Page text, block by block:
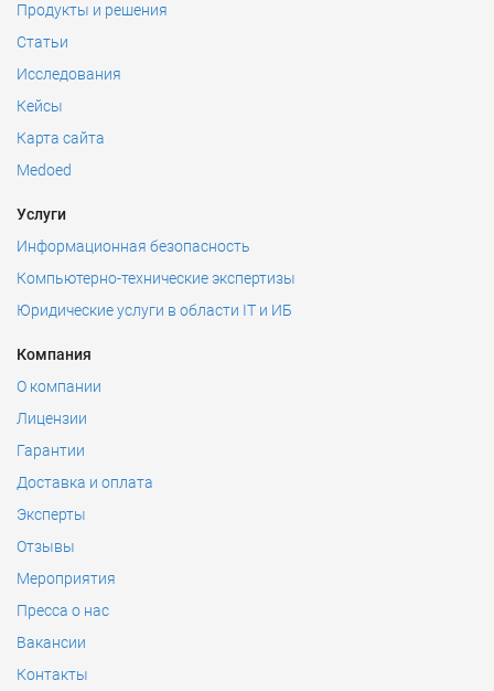
Продукты и решения
Статьи
Исследования
Кейсы
Карта сайта
Medoed
Услуги
Информационная безопасность
Компьютерно-технические экспертизы
Юридические услуги в области IT и ИБ
Компания
О компании
Лицензии
Гарантии
Доставка и оплата
Эксперты
Отзывы
Мероприятия
Пресса о нас
Вакансии
Контакты